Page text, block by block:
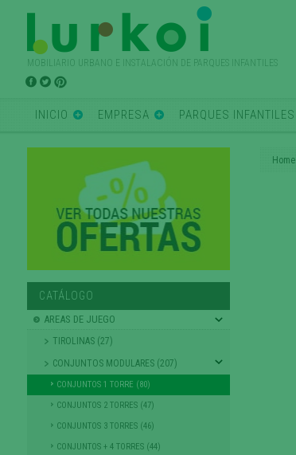
MOBILIARIO URBANO E INSTALACIÓN DE PARQUES INFANTILES
INICIO EMPRESA PARQUES INFANTILES
CATÁLOGO
AREAS DE JUEGO
TIROLINAS (27)
CONJUNTOS MODULARES (207)
CONJUNTOS 1 TORRE (80)
CONJUNTOS 2 TORRES (47)
CONJUNTOS 3 TORRES (46)
CONJUNTOS + 4 TORRES (44)
Home